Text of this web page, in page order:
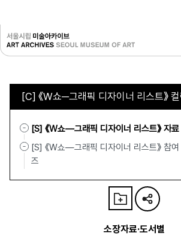
[C] 《W쇼─그래픽 디자이너 리스트》
[S] 《W쇼—그래픽 디자이너 리스트》 자
[S] 《W쇼—그래픽 디자이너 리스트》 참여
즈
소장자료·도서별